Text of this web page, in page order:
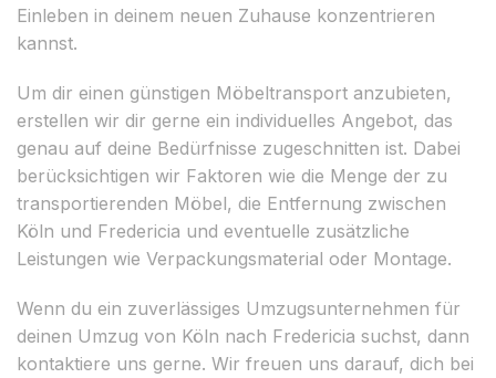
Einleben in deinem neuen Zuhause konzentrieren
kannst.
Um dir einen günstigen Möbeltransport anzubieten,
erstellen wir dir gerne ein individuelles Angebot, das
genau auf deine Bedürfnisse zugeschnitten ist. Dabei
berücksichtigen wir Faktoren wie die Menge der zu
transportierenden Möbel, die Entfernung zwischen
Köln und Fredericia und eventuelle zusätzliche
Leistungen wie Verpackungsmaterial oder Montage.
Wenn du ein zuverlässiges Umzugsunternehmen für
deinen Umzug von Köln nach Fredericia suchst, dann
kontaktiere uns gerne. Wir freuen uns darauf, dich bei